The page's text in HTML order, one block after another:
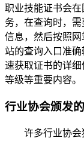
职业技能证书会
务，在查询时，
信息，然后按照
站的查询入口准
速获取证书的详
等级等重要内容。
行业协会颁发
许多行业协